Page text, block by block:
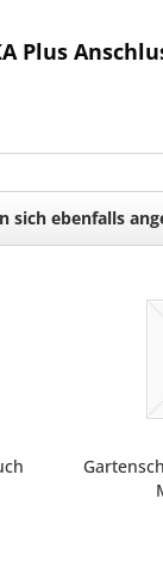
Plus
sich ebenfalls